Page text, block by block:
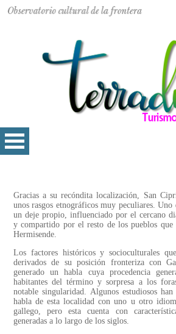
Gracias a su recóndita localización, San
unos rasgos etnográficos muy peculiares. Uno
un deje propio, influenciado por el cercano
y compartido por el resto de los pueblos
Hermisende.
Los factores históricos y socioculturales
derivados de su posición fronteriza con
generado un habla cuya procedencia
habitantes del término y sorpresa a los
notable singularidad. Algunos estudiosos
habla de esta localidad con uno u otro
gallego, pero esta cuenta con
generadas a lo largo de los siglos.